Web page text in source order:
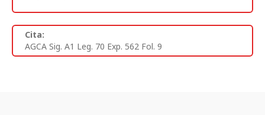
Cita:
AGCA Sig. A1 Leg. 70 Exp. 562 Fol. 9